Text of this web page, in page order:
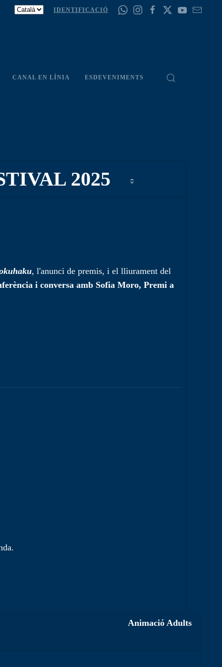
IDENTIFICACIÓ
CANAL EN LÍNIA ESDEVENIMENTS
2025
, l'anunci de premis, i el lliurament del
i conversa amb Sofia Moro, Premi a
Animació Adults